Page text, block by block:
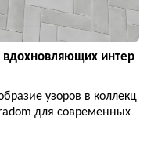
вдохновляющих интер
узоров в коллекц
для современных